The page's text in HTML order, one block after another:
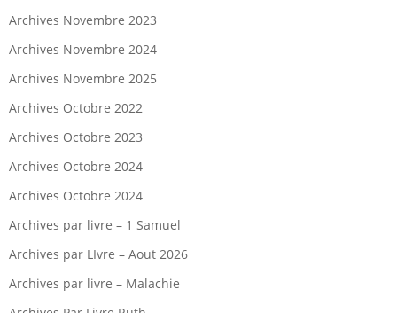
Archives Novembre 2023
Archives Novembre 2024
Archives Novembre 2025
Archives Octobre 2022
Archives Octobre 2023
Archives Octobre 2024
Archives Octobre 2024
Archives par livre – 1 Samuel
Archives par LIvre – Aout 2026
Archives par livre – Malachie